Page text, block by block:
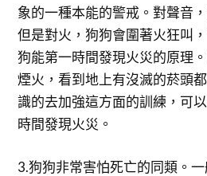
象的一種本能的警戒。對聲音
但是對火，狗狗會圍著火狂叫
狗能第一時間發現火災的原理
煙火，看到地上有沒滅的菸頭
識的去加強這方面的訓練，可
時間發現火災。
3.狗狗非常害怕死亡的同類。